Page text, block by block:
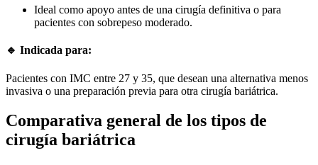
Ideal como apoyo antes de una cirugía definitiva o para
pacientes con sobrepeso moderado.
🔹 Indicada para:
Pacientes con IMC entre 27 y 35, que desean una alternativa menos
invasiva o una preparación previa para otra cirugía bariátrica.
Comparativa general de los tipos de
cirugía bariátrica